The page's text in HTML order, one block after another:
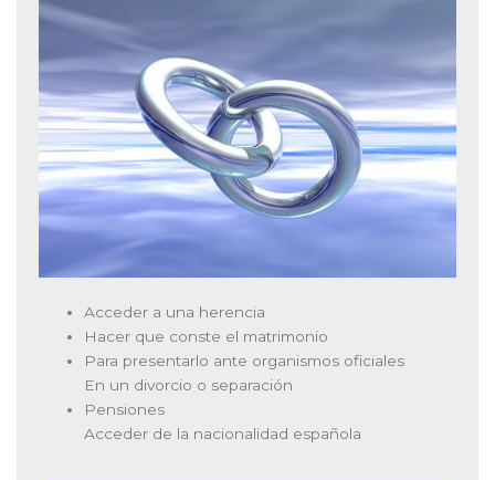
Acceder a una herencia
Hacer que conste el matrimonio
Para presentarlo ante organismos oficiales
En un divorcio o separación
Pensiones
Acceder de la nacionalidad española